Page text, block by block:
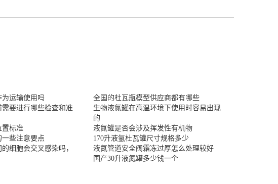
运输使用吗
全国的杜瓦瓶模型供应商都有哪些
要进行哪些检查和准
生物液氮罐在高温环境下使用时容易出现
的
置标准
液氮罐是否会涉及挥发性有机物
些注意要点
170升液氩杜瓦罐尺寸规格多少
细胞会交叉感染吗，
液氮管道安全阀霜冻过厚怎么处理较好
国产30升液氮罐多少钱一个